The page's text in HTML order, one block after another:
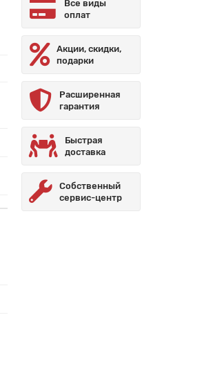
Все виды
оплат
Акции, скидки,
подарки
Расширенная
гарантия
Быстрая
доставка
Собственный
сервис-центр